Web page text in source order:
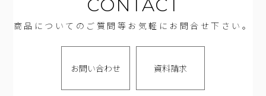
CONTACT
商品についてのご質問等お気軽にお問合せ下さい。
お問い合わせ 資料請求